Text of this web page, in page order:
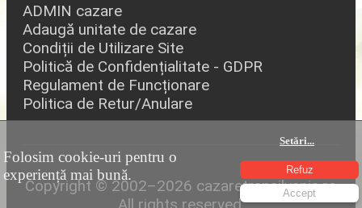
ADMIN cazare
Adaugă unitate de cazare
Condiții de Utilizare Site
Politică de Confidențialitate - GDPR
Regulament de Funcționare
Politica de Retur/Anulare
Copyright © 2002–2026 cazaretransilvania.ro
All rights reserved.
Folosim cookie-uri pentru o
experiență mai bună.
Setări...
Refuz
Accept